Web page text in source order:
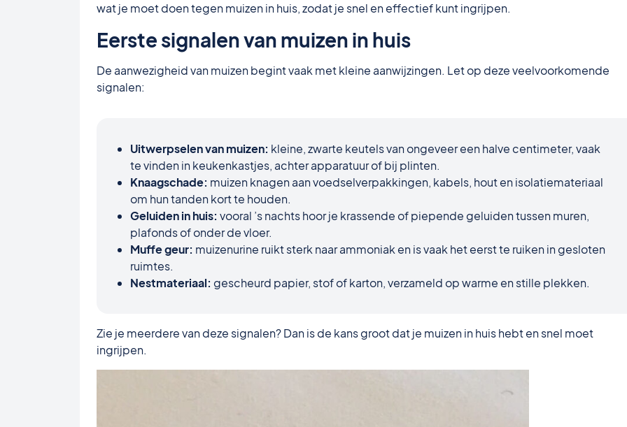
wat je moet doen tegen muizen in huis, zodat je snel en effectief kunt ingrijpen.
Eerste signalen van muizen in huis
De aanwezigheid van muizen begint vaak met kleine aanwijzingen. Let op deze veelvoorkomende
signalen:
Uitwerpselen van muizen: kleine, zwarte keutels van ongeveer een halve centimeter, vaak
te vinden in keukenkastjes, achter apparatuur of bij plinten.
Knaagschade: muizen knagen aan voedselverpakkingen, kabels, hout en isolatiemateriaal
om hun tanden kort te houden.
Geluiden in huis: vooral ’s nachts hoor je krassende of piepende geluiden tussen muren,
plafonds of onder de vloer.
Muffe geur: muizenurine ruikt sterk naar ammoniak en is vaak het eerst te ruiken in gesloten
ruimtes.
Nestmateriaal: gescheurd papier, stof of karton, verzameld op warme en stille plekken.
Zie je meerdere van deze signalen? Dan is de kans groot dat je muizen in huis hebt en snel moet
ingrijpen.